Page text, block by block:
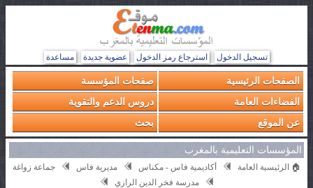
تسجيل الدخول استرجاع رمز الدخول عضوية جديدة مساعدة
الصفحات الرئيسية
صفحات المؤسسة
الفضاءات العامة
دروس الدعم والتقوية
عن الموقع
بحث
المؤسسات التعليمية بالمغرب
🏠 الرئيسية العامة أكاديمية فاس - مكناس مديرية فاس
جماعة زواغة
مدرسة فخر الدين الرازي